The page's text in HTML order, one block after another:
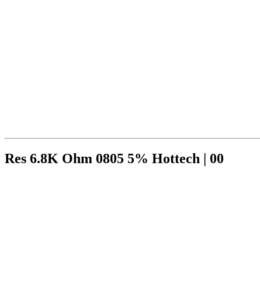
Res 6.8K Ohm 0805 5% Hottech | 00